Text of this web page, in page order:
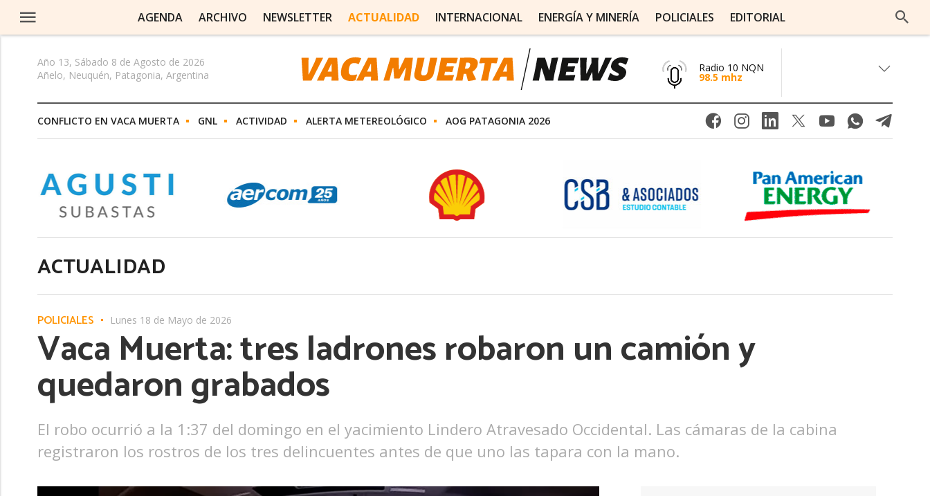
AGENDA ARCHIVO NEWSLETTER ACTUALIDAD INTERNACIONAL ENERGÍA Y MINERÍA POLICIALES EDITORIAL
Año 13, Sábado 8 de Agosto de 2026
Añelo, Neuquén, Patagonia, Argentina
Radio 10 NQN
98.5 mhz
CONFLICTO EN VACA MUERTA GNL ACTIVIDAD ALERTA METEREOLÓGICO AOG PATAGONIA 2026
ACTUALIDAD
POLICIALES Lunes 18 de Mayo de 2026
Vaca Muerta: tres ladrones robaron un camión y
quedaron grabados
El robo ocurrió a la 1:37 del domingo en el yacimiento Lindero Atravesado Occidental. Las cámaras de la cabina
registraron los rostros de los tres delincuentes antes de que uno las tapara con la mano.